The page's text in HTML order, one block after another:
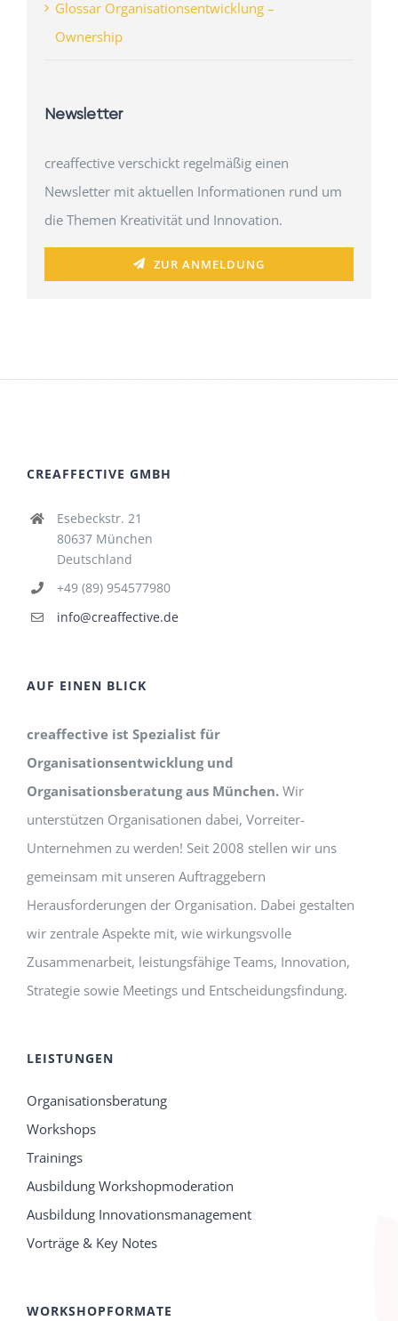
Glossar Organisationsentwicklung –
Ownership
Newsletter
creaffective verschickt regelmäßig einen
Newsletter mit aktuellen Informationen rund um
die Themen Kreativität und Innovation.
ZUR ANMELDUNG
CREAFFECTIVE GMBH
Esebeckstr. 21
80637 München
Deutschland
+49 (89) 954577980
info@creaffective.de
AUF EINEN BLICK
creaffective ist Spezialist für
Organisationsentwicklung und
Organisationsberatung aus München. Wir
unterstützen Organisationen dabei, Vorreiter-
Unternehmen zu werden! Seit 2008 stellen wir uns
gemeinsam mit unseren Auftraggebern
Herausforderungen der Organisation. Dabei gestalten
wir zentrale Aspekte mit, wie wirkungsvolle
Zusammenarbeit, leistungsfähige Teams, Innovation,
Strategie sowie Meetings und Entscheidungsfindung.
LEISTUNGEN
Organisationsberatung
Workshops
Trainings
Ausbildung Workshopmoderation
Ausbildung Innovationsmanagement
Vorträge & Key Notes
WORKSHOPFORMATE